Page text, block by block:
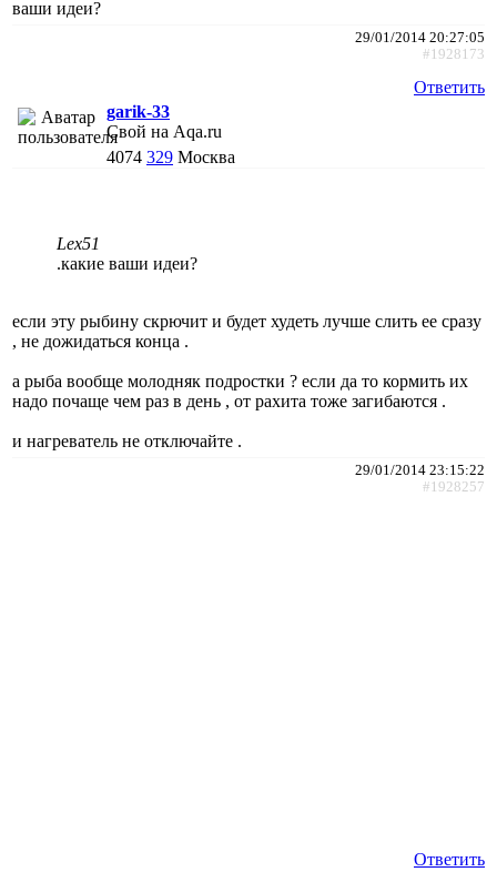
ваши идеи?
29/01/2014 20:27:05
#1928173
Ответить
garik-33
Свой на Aqa.ru
4074 329 Москва
Lex51
.какие ваши идеи?
если эту рыбину скрючит и будет худеть лучше слить ее сразу
, не дожидаться конца .
а рыба вообще молодняк подростки ? если да то кормить их
надо почаще чем раз в день , от рахита тоже загибаются .
и нагреватель не отключайте .
29/01/2014 23:15:22
#1928257
Ответить